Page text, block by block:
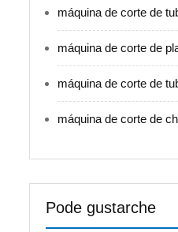
máquina de corte de
máquina de corte de
máquina de corte de
máquina de corte de
Pode gustarche